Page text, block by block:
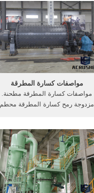
كرة,كسارة متحركة,كسارة الصدم
arina عملية انتاج كس
مواصفات كسارة المطرقة
مواصفات كسارة المطرقة مطحنة.
مزدوجة رمح كسارة المطرقة محطم
HCS printed circuit boards, لوحات
الدوائر, فيزاج كسارة المكسيك
مطحنة قرأ المزيدget price